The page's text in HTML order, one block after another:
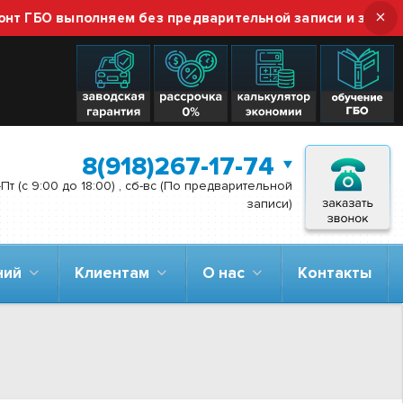
выполняем без предварительной записи и звонка —
×
8(918)267-17-74
(с 9:00 до 18:00) , сб-вс (По предварительной
записи)
Клиентам О нас Контакты